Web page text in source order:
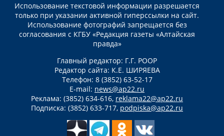
Использование текстовой информации разрешается
только при указании активной гиперссылки на сайт.
Использование фотографий запрещается без
согласования с КГБУ «Редакция газеты «Алтайская
правда»
Главный редактор: Г.Г. РООР
Редактор сайта: К.Е. ШИРЯЕВА
Телефон: 8 (3852) 63-52-17
E-mail: news@ap22.ru
Реклама: (3852) 634-616, reklama22@ap22.ru
Подписка: (3852) 633-717, podpiska@ap22.ru